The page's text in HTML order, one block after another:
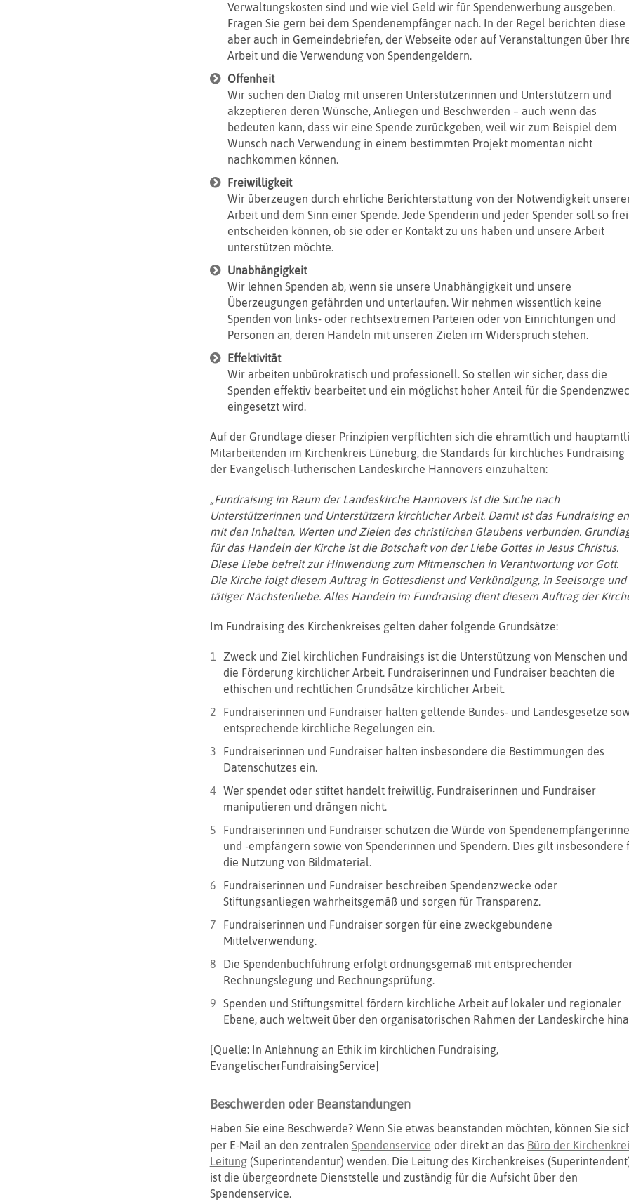
Verwaltungskosten sind und wie viel Geld wir für Spendenwerbung ausgeben.
Fragen Sie gern bei dem Spendenempfänger nach. In der Regel berichten diese
aber auch in Gemeindebriefen, der Webseite oder auf Veranstaltungen über
Arbeit und die Verwendung von Spendengeldern.
Offenheit
Wir suchen den Dialog mit unseren Unterstützerinnen und Unterstützern und
akzeptieren deren Wünsche, Anliegen und Beschwerden – auch wenn das
bedeuten kann, dass wir eine Spende zurückgeben, weil wir zum Beispiel dem
Wunsch nach Verwendung in einem bestimmten Projekt momentan nicht
nachkommen können.
Freiwilligkeit
Wir überzeugen durch ehrliche Berichterstattung von der Notwendigkeit
Arbeit und dem Sinn einer Spende. Jede Spenderin und jeder Spender soll so frei
entscheiden können, ob sie oder er Kontakt zu uns haben und unsere Arbeit
unterstützen möchte.
Unabhängigkeit
Wir lehnen Spenden ab, wenn sie unsere Unabhängigkeit und unsere
Überzeugungen gefährden und unterlaufen. Wir nehmen wissentlich keine
Spenden von links- oder rechtsextremen Parteien oder von Einrichtungen und
Personen an, deren Handeln mit unseren Zielen im Widerspruch stehen.
Effektivität
Wir arbeiten unbürokratisch und professionell. So stellen wir sicher, dass die
Spenden effektiv bearbeitet und ein möglichst hoher Anteil für die
eingesetzt wird.
Auf der Grundlage dieser Prinzipien verpflichten sich die ehramtlich und
Mitarbeitenden im Kirchenkreis Lüneburg, die Standards für kirchliches Fundraising
der Evangelisch-lutherischen Landeskirche Hannovers einzuhalten:
„Fundraising im Raum der Landeskirche Hannovers ist die Suche nach
Unterstützerinnen und Unterstützern kirchlicher Arbeit. Damit ist das Fundraising
mit den Inhalten, Werten und Zielen des christlichen Glaubens verbunden.
für das Handeln der Kirche ist die Botschaft von der Liebe Gottes in Jesus Christus.
Diese Liebe befreit zur Hinwendung zum Mitmenschen in Verantwortung vor Gott.
Die Kirche folgt diesem Auftrag in Gottesdienst und Verkündigung, in Seelsorge und
tätiger Nächstenliebe. Alles Handeln im Fundraising dient diesem Auftrag der
Im Fundraising des Kirchenkreises gelten daher folgende Grundsätze:
Zweck und Ziel kirchlichen Fundraisings ist die Unterstützung von Menschen und
die Förderung kirchlicher Arbeit. Fundraiserinnen und Fundraiser beachten die
ethischen und rechtlichen Grundsätze kirchlicher Arbeit.
Fundraiserinnen und Fundraiser halten geltende Bundes- und Landesgesetze
entsprechende kirchliche Regelungen ein.
Fundraiserinnen und Fundraiser halten insbesondere die Bestimmungen des
Datenschutzes ein.
Wer spendet oder stiftet handelt freiwillig. Fundraiserinnen und Fundraiser
manipulieren und drängen nicht.
Fundraiserinnen und Fundraiser schützen die Würde von
und -empfängern sowie von Spenderinnen und Spendern. Dies gilt insbesondere
die Nutzung von Bildmaterial.
Fundraiserinnen und Fundraiser beschreiben Spendenzwecke oder
Stiftungsanliegen wahrheitsgemäß und sorgen für Transparenz.
Fundraiserinnen und Fundraiser sorgen für eine zweckgebundene
Mittelverwendung.
Die Spendenbuchführung erfolgt ordnungsgemäß mit entsprechender
Rechnungslegung und Rechnungsprüfung.
Spenden und Stiftungsmittel fördern kirchliche Arbeit auf lokaler und regionaler
Ebene, auch weltweit über den organisatorischen Rahmen der Landeskirche
[Quelle: In Anlehnung an Ethik im kirchlichen Fundraising,
EvangelischerFundraisingService]
Beschwerden oder Beanstandungen
Haben Sie eine Beschwerde? Wenn Sie etwas beanstanden möchten, können Sie
per E-Mail an den zentralen Spendenservice oder direkt an das Büro der
Leitung(Superintendentur) wenden. Die Leitung des Kirchenkreises
ist die übergeordnete Dienststelle und zuständig für die Aufsicht über den
Spendenservice.